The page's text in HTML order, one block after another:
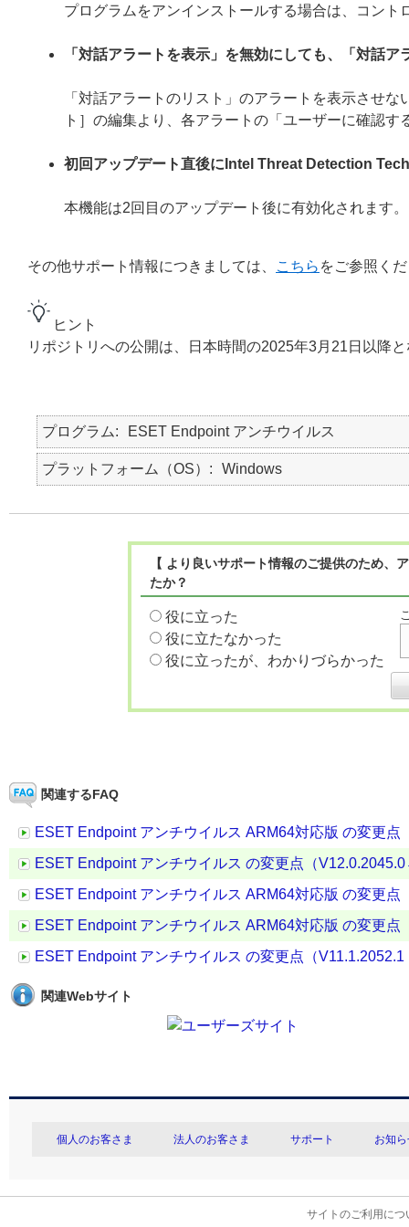
プログラムをアンインストールする場合は、コン
「対話アラートを表示」を無効にしても、「対話
「対話アラートのリスト」のアラートを表示させ
ト］の編集より、各アラートの「ユーザーに確認
初回アップデート直後にIntel Threat Detection
本機能は2回目のアップデート後に有効化されます。
その他サポート情報につきましては、 こちら をご参照く
ヒント
リポジトリへの公開は、日本時間の2025年3月21日以降
プログラム ESET Endpoint アンチウイルス
プラットフォーム（OS） Windows
【 より良いサポート情報のご提供のため
たか？
役に立った
役に立たなかった
役に立ったが、わかりづらかった
関連するFAQ
ESET Endpoint アンチウイルス ARM64対応版 の変更
ESET Endpoint アンチウイルス の変更点（
ESET Endpoint アンチウイルス ARM64対応版 の変更
ESET Endpoint アンチウイルス ARM64対応版 の変更
ESET Endpoint アンチウイルス の変更点（
関連Webサイト
個人のお客さま 法人のお客さま サポート お知
サイトのご利用につ